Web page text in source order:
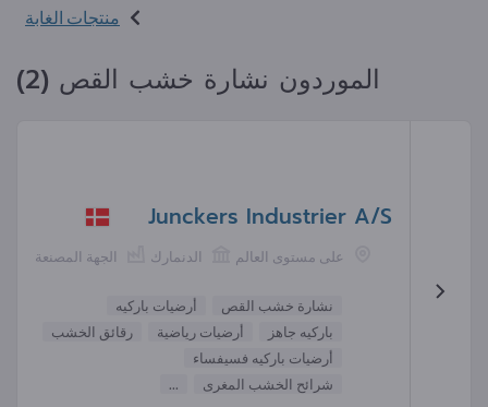
منتجات الغابة
الموردون نشارة خشب القص (2)
Junckers Industrier A/S
الجهة المصنعة الدنمارك على مستوى العالم
نشارة خشب القص
أرضيات باركيه
باركيه جاهز
أرضيات رياضية
رقائق الخشب
أرضيات باركيه فسيفساء
شرائح الخشب المغرى
...